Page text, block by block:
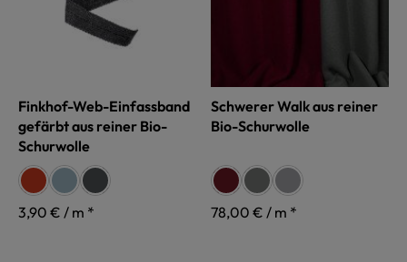
Finkhof-Web-Einfassband
gefärbt aus reiner Bio-
Schurwolle
Farbe auswählen
siena rauchblauanthrazit
3,90 € / m *
Schwerer Walk aus reiner
Bio-Schurwolle
Farbe auswählen
weinrotnebelgrau
grau
78,00 € / m *